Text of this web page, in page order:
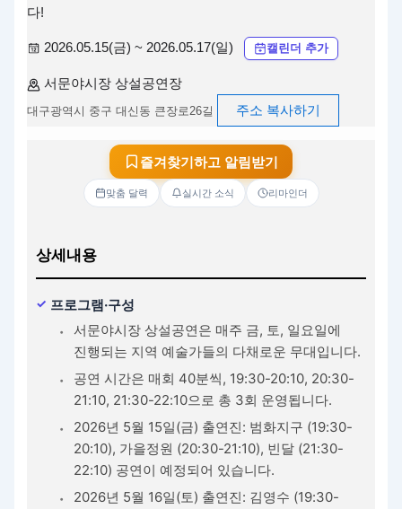
다!
2026.05.15(금) ~ 2026.05.17(일) 캘린더 추가
서문야시장 상설공연장
대구광역시 중구 대신동 큰장로26길 주소 복사하기
즐겨찾기하고 알림받기
맞춤 달력 실시간 소식 리마인더
상세내용
프로그램·구성
서문야시장 상설공연은 매주 금, 토, 일요일에
진행되는 지역 예술가들의 다채로운 무대입니다.
공연 시간은 매회 40분씩, 19:30-20:10, 20:30-
21:10, 21:30-22:10으로 총 3회 운영됩니다.
2026년 5월 15일(금) 출연진: 범화지구 (19:30-
20:10), 가을정원 (20:30-21:10), 빈달 (21:30-
22:10) 공연이 예정되어 있습니다.
2026년 5월 16일(토) 출연진: 김영수 (19:30-